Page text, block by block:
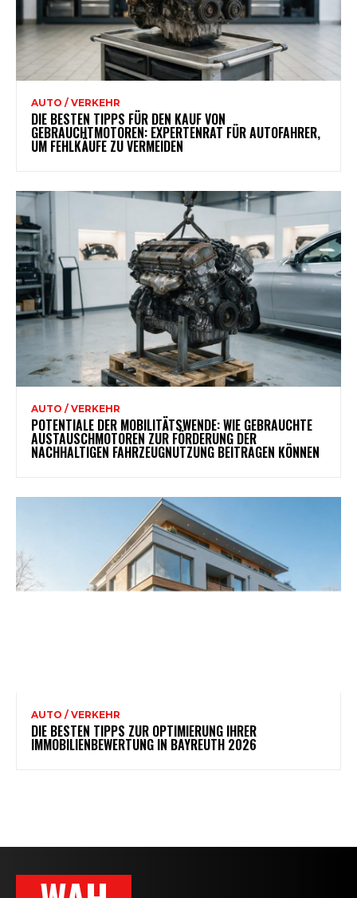
AUTO / VERKEHR
DIE BESTEN TIPPS FÜR DEN KAUF VON
GEBRAUCHTMOTOREN: EXPERTENRAT FÜR AUTOFAHRER,
UM FEHLKÄUFE ZU VERMEIDEN
AUTO / VERKEHR
POTENTIALE DER MOBILITÄTSWENDE: WIE GEBRAUCHTE
AUSTAUSCHMOTOREN ZUR FÖRDERUNG DER
NACHHALTIGEN FAHRZEUGNUTZUNG BEITRAGEN KÖNNEN
AUTO / VERKEHR
DIE BESTEN TIPPS ZUR OPTIMIERUNG IHRER
IMMOBILIENBEWERTUNG IN BAYREUTH 2026